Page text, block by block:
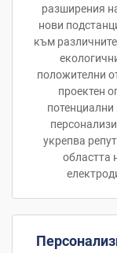
разширения
нови
към
положителни
проектен
потенциални
укрепва
областта